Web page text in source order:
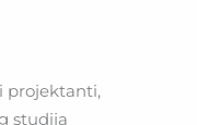
projektanti,
studija